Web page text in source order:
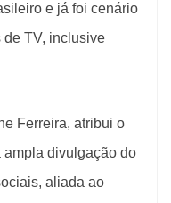
e já foi cenário
de TV, inclusive
Ferreira, atribui o
ampla divulgação do
aliada ao